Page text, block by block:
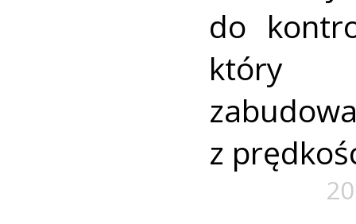
do
który
z